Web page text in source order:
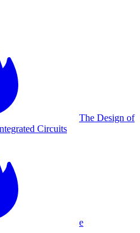
The Design of
Circuits
e